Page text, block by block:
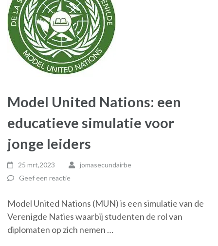
Model United Nations: een
educatieve simulatie voor
jonge leiders
25 mrt,2023
jomasecundairbe
Geef een reactie
Model United Nations (MUN) is een simulatie van de
Verenigde Naties waarbij studenten de rol van
diplomaten op zich nemen …